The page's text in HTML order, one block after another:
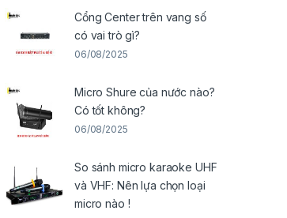
Cổng Center trên vang số
có vai trò gì?
06/08/2025
Micro Shure của nước nào?
Có tốt không?
06/08/2025
So sánh micro karaoke UHF
và VHF: Nên lựa chọn loại
micro nào !